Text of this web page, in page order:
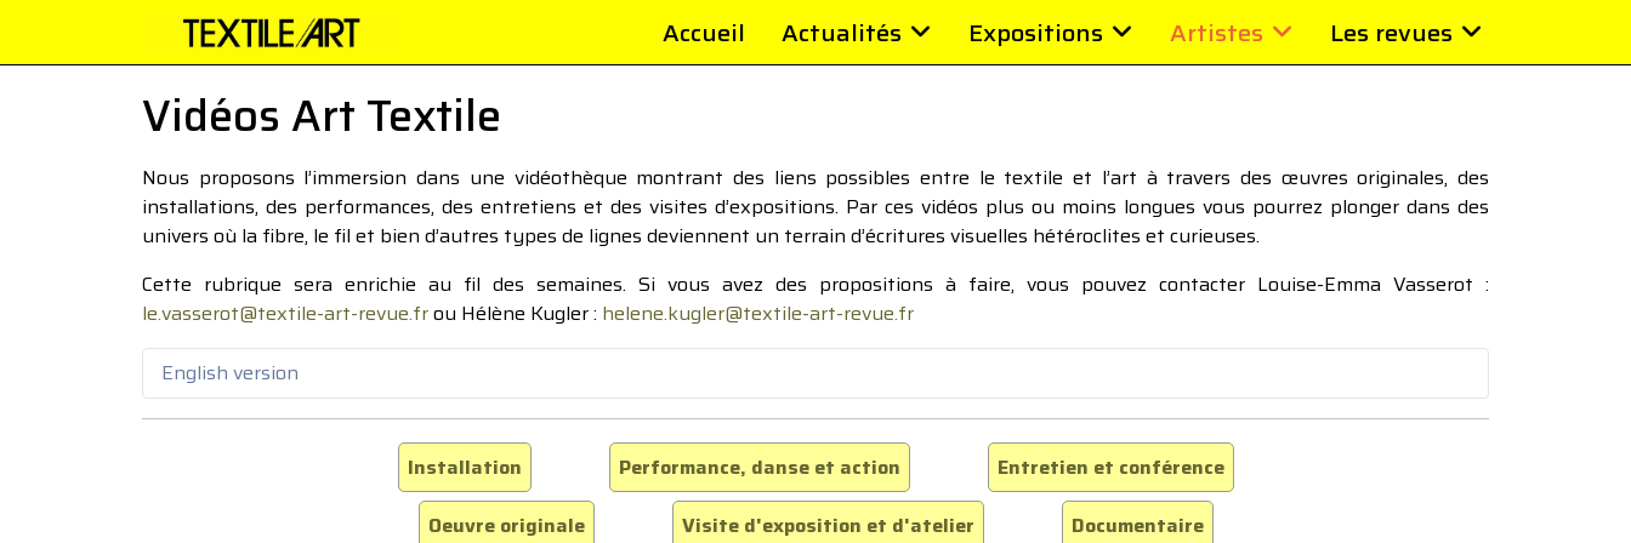
Accueil Actualités Expositions Artistes Les revues
Vidéos Art Textile
Nous proposons l’immersion dans une vidéothèque montrant des liens possibles entre le textile et l’art à travers des œuvres originales, des
installations, des performances, des entretiens et des visites d’expositions. Par ces vidéos plus ou moins longues vous pourrez plonger dans des
univers où la fibre, le fil et bien d’autres types de lignes deviennent un terrain d’écritures visuelles hétéroclites et curieuses.
Cette rubrique sera enrichie au fil des semaines. Si vous avez des propositions à faire, vous pouvez contacter Louise-Emma Vasserot :
le.vasserot@textile-art-revue.frou Hélène Kugler : helene.kugler@textile-art-revue.fr
English version
Installation Performance, danse et action
Entretien et conférence
Oeuvre originale
Visite d'exposition et d'atelier Documentaire